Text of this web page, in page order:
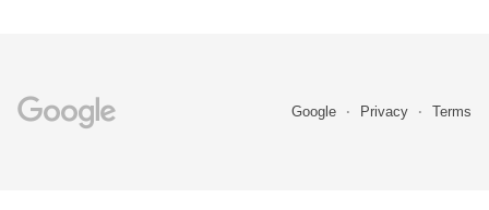
Google Privacy Terms